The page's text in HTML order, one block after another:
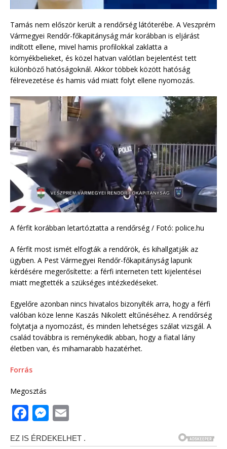
Tamás nem először került a rendőrség látóterébe. A Veszprém
Vármegyei Rendőr-főkapitányság már korábban is eljárást
indított ellene, mivel hamis profilokkal zaklatta a
környékbelieket, és közel hatvan valótlan bejelentést tett
különböző hatóságoknál. Akkor többek között hatóság
félrevezetése és hamis vád miatt folyt ellene nyomozás.
A férfit korábban letartóztatta a rendőrség / Fotó: police.hu
A férfit most ismét elfogták a rendőrök, és kihallgatják az
ügyben. A Pest Vármegyei Rendőr-főkapitányság lapunk
kérdésére megerősítette: a férfi interneten tett kijelentései
miatt megtették a szükséges intézkedéseket.
Egyelőre azonban nincs hivatalos bizonyíték arra, hogy a férfi
valóban köze lenne Kaszás Nikolett eltűnéséhez. A rendőrség
folytatja a nyomozást, és minden lehetséges szálat vizsgál. A
család továbbra is reménykedik abban, hogy a fiatal lány
életben van, és mihamarabb hazatérhet.
Forrás
Megosztás
F
a
M